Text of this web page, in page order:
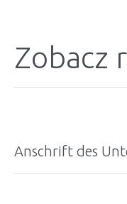
Zobacz
Anschrift des